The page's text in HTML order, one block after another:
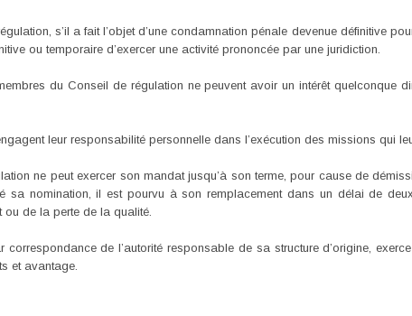
s’il a fait l’objet d’une condamnation pénale devenue définitive
ou temporaire d’exercer une activité prononcée par une juridiction.
du Conseil de régulation ne peuvent avoir un intérêt quelconque
leur responsabilité personnelle dans l’exécution des missions qui
ne peut exercer son mandat jusqu’à son terme, pour cause de
sa nomination, il est pourvu à son remplacement dans un délai de
ou de la perte de la qualité.
de l’autorité responsable de sa structure d’origine,
et avantage.